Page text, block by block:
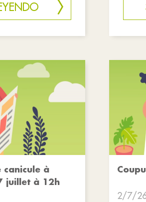
canicule à
juillet à 12h
2/7/